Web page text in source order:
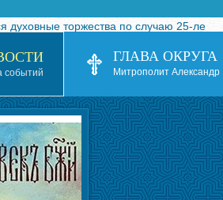
духовные торжества по случаю 25-ле
посвященного 25-летию обр
Православной Церкви в 1927–19
2026-2027 учебный год
событий
ГЛАВА ОКРУГА
Митрополит Александр